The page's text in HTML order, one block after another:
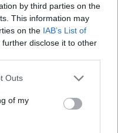
by third parties on the
This information may
on the IAB’s List of
further disclose it to other
Outs
of my
näyttää